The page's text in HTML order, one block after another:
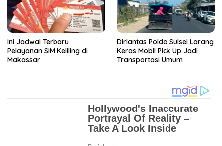
Ini Jadwal Terbaru
Pelayanan SIM Keliling di
Makassar
Dirlantas Polda Sulsel Larang
Keras Mobil Pick Up Jadi
Transportasi Umum